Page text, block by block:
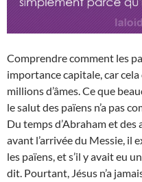
Comprendre comment les
importance capitale, car
millions d’âmes. Ce que
le salut des païens n’a pas
Du temps d’Abraham et
avant l’arrivée du Messie, il
les païens, et s’il y avait eu
dit. Pourtant, Jésus n’a